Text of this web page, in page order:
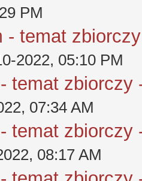
PM
temat
2022, 05:10 PM
temat zbiorczy
07:34 AM
temat zbiorczy
08:17 AM